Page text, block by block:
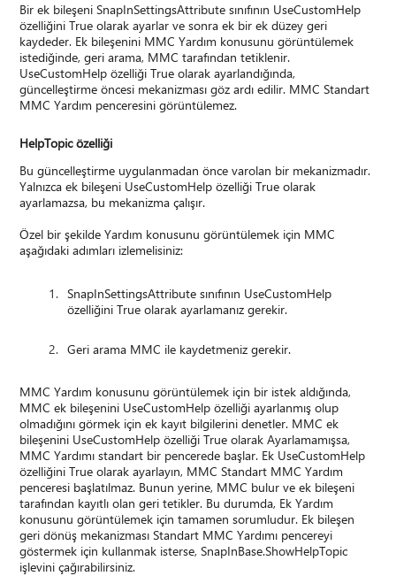
Bir ek bileşeni SnapInSettingsAttribute sınıfının UseCustomHelp
özelliğini True olarak ayarlar ve sonra ek bir ek düzey geri
kaydeder. Ek bileşenini MMC Yardım konusunu görüntülemek
istediğinde, geri arama, MMC tarafından tetiklenir.
UseCustomHelp özelliği True olarak ayarlandığında,
güncelleştirme öncesi mekanizması göz ardı edilir. MMC Standart
MMC Yardım penceresini görüntülemez.
HelpTopic özelliği
Bu güncelleştirme uygulanmadan önce varolan bir mekanizmadır.
Yalnızca ek bileşeni UseCustomHelp özelliği True olarak
ayarlamazsa, bu mekanizma çalışır.
Özel bir şekilde Yardım konusunu görüntülemek için MMC
aşağıdaki adımları izlemelisiniz:
SnapInSettingsAttribute sınıfının UseCustomHelp
özelliğini True olarak ayarlamanız gerekir.
Geri arama MMC ile kaydetmeniz gerekir.
MMC Yardım konusunu görüntülemek için bir istek aldığında,
MMC ek bileşenini UseCustomHelp özelliği ayarlanmış olup
olmadığını görmek için ek kayıt bilgilerini denetler. MMC ek
bileşenini UseCustomHelp özelliği True olarak Ayarlamamışsa,
MMC Yardımı standart bir pencerede başlar. Ek UseCustomHelp
özelliğini True olarak ayarlayın, MMC Standart MMC Yardım
penceresi başlatılmaz. Bunun yerine, MMC bulur ve ek bileşeni
tarafından kayıtlı olan geri tetikler. Bu durumda, Ek Yardım
konusunu görüntülemek için tamamen sorumludur. Ek bileşen
geri dönüş mekanizması Standart MMC Yardımı pencereyi
göstermek için kullanmak isterse, SnapInBase.ShowHelpTopic
işlevini çağırabilirsiniz.